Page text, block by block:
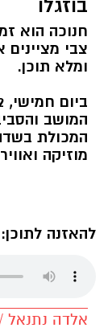
בוזגלו
חנוכה הוא
צבי
ומלא תוכן.
המושב
המכולת
מוזיקה
להאזנה לתוכן:
אלדה נתנאל / 12:57 18.12.25